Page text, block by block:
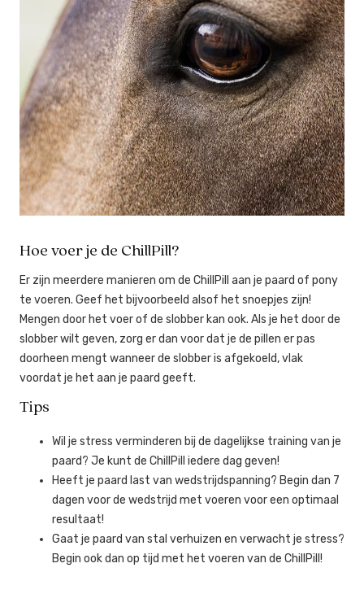
Hoe voer je de ChillPill?
Er zijn meerdere manieren om de ChillPill aan je paard of pony
te voeren. Geef het bijvoorbeeld alsof het snoepjes zijn!
Mengen door het voer of de slobber kan ook. Als je het door de
slobber wilt geven, zorg er dan voor dat je de pillen er pas
doorheen mengt wanneer de slobber is afgekoeld, vlak
voordat je het aan je paard geeft.
Tips
Wil je stress verminderen bij de dagelijkse training van je
paard? Je kunt de ChillPill iedere dag geven!
Heeft je paard last van wedstrijdspanning? Begin dan 7
dagen voor de wedstrijd met voeren voor een optimaal
resultaat!
​Gaat je paard van stal verhuizen en verwacht je stress?
Begin ook dan op tijd met het voeren van de ChillPill!